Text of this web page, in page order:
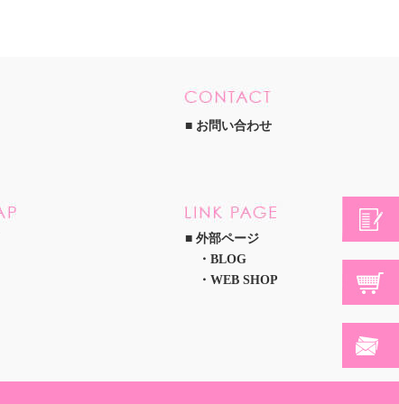
お問い合わせ
外部ページ
BLOG
WEB SHOP